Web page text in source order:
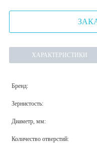
ХАРАКТЕРИСТИКИ
Бренд:
Зернистость:
Диаметр, мм:
Количество отверстий: